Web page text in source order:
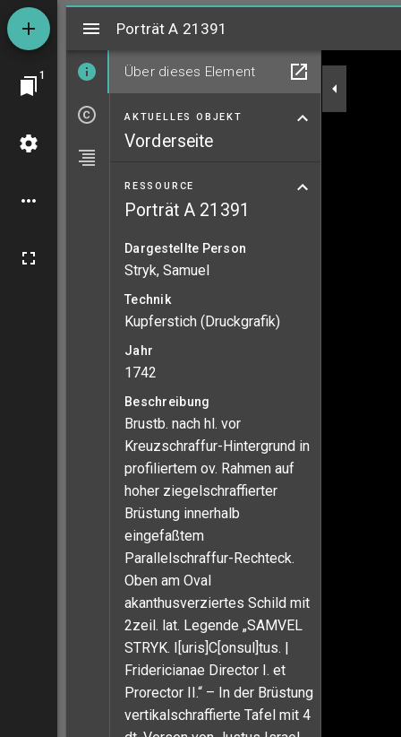
1
MiradorPorträt A 21391
Über dieses Element
AKTUELLES OBJEKT
Vorderseite
RESSOURCE
Porträt A 21391
Dargestellte Person
Stryk, Samuel
Technik
Kupferstich (Druckgrafik)
Jahr
1742
Beschreibung
Brustb. nach hl. vor
Kreuzschraffur-Hintergrund in
profiliertem ov. Rahmen auf
hoher ziegelschraffierter
Brüstung innerhalb
eingefaßtem
Parallelschraffur-Rechteck.
Oben am Oval
akanthusverziertes Schild mit
2zeil. lat. Legende „SAMVEL
STRYK. I[uris]C[onsul]tus. |
Fridericianae Director I. et
Prorector II.“ – In der Brüstung
vertikalschraffierte Tafel mit 4
Porträt A 21391